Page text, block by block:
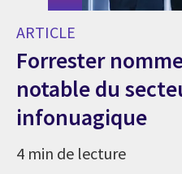
ARTICLE
Forrester
notable du
infonuagique
4 min de lecture